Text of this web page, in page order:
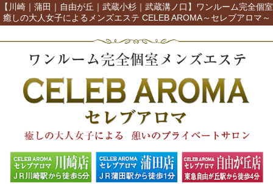
【川崎｜蒲田｜自由が丘｜武蔵小杉｜武蔵溝ノ口】ワンルーム完全個室
癒しの大人女子によるメンズエステ CELEB AROMA～セレブアロマ～